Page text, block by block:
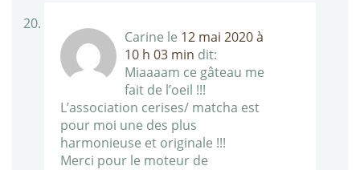
Carine le 12 mai 2020 à
10 h 03 min dit:
Miaaaam ce gâteau me
fait de l’oeil !!!
L’association cerises/ matcha est
pour moi une des plus
harmonieuse et originale !!!
Merci pour le moteur de